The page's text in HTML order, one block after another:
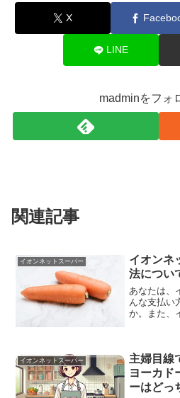
X
LINE
madminをフォ
関連記事
イオンネットスーパー
イオンネ
法につい
あなたは、
んな支払い
か。また、
い方法が面
イオンネットスーパー
主婦目線
ヨーカド
ーはどっ